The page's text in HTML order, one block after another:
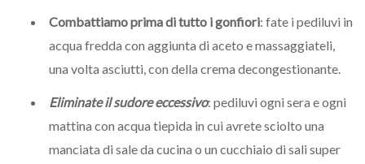
Combattiamo prima di tutto i gonfiori: fate i pediluvi in
acqua fredda con aggiunta di aceto e massaggiateli,
una volta asciutti, con della crema decongestionante.
Eliminateil sudore eccessivo: pediluvi ogni sera e ogni
mattina con acqua tiepida in cui avrete sciolto una
manciata di sale da cucina o un cucchiaio di sali super